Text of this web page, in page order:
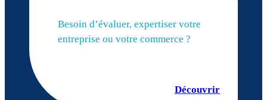
Besoin d’évaluer, expertiser votre
entreprise ou votre commerce ?
Découvrir